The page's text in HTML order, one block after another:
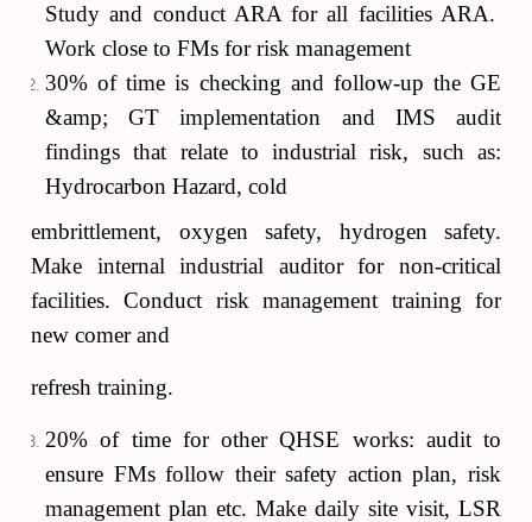
Study and conduct ARA for all facilities ARA.
Work close to FMs for risk management
30% of time is checking and follow-up the GE
&amp; GT implementation and IMS audit
findings that relate to industrial risk, such as:
Hydrocarbon Hazard, cold
embrittlement, oxygen safety, hydrogen safety.
Make internal industrial auditor for non-critical
facilities. Conduct risk management training for
new comer and
refresh training.
20% of time for other QHSE works: audit to
ensure FMs follow their safety action plan, risk
management plan etc. Make daily site visit, LSR